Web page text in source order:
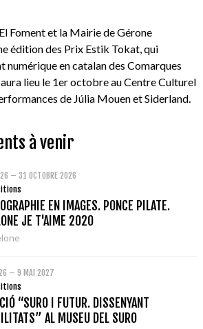
Foment et la Mairie de Gérone
édition des Prix Estik Tokat, qui
numérique en catalan des Comarques
lieu le 1er octobre au Centre Culturel
de Júlia Mouen et Siderland.
à venir
– 31 OCTOBRE 2026
EN IMAGES. PONCE PILATE.
JE T'AIME 2020
– 9 MAI 2027
“SURO I FUTUR. DISSENYANT
AL MUSEU DEL SURO